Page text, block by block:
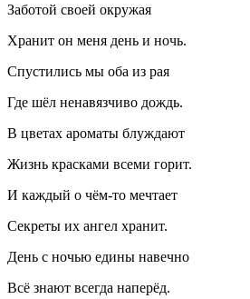
Заботой своей окружая
Хранит он меня день и ночь.
Спустились мы оба из рая
Где шёл ненавязчиво дождь.
В цветах ароматы блуждают
Жизнь красками всеми горит.
И каждый о чём-то мечтает
Секреты их ангел хранит.
День с ночью едины навечно
Всё знают всегда наперёд.